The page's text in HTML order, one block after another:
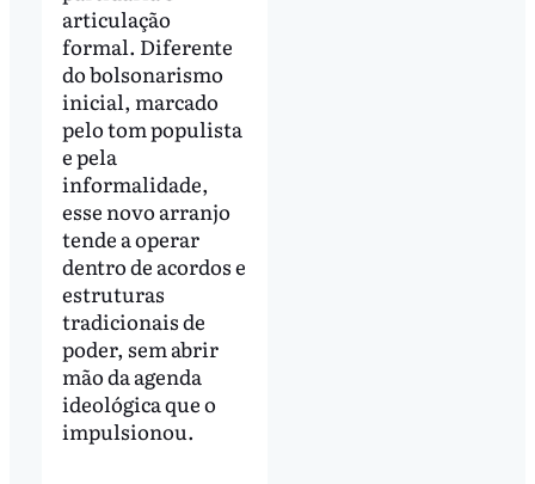
articulação
formal. Diferente
do bolsonarismo
inicial, marcado
pelo tom populista
e pela
informalidade,
esse novo arranjo
tende a operar
dentro de acordos e
estruturas
tradicionais de
poder, sem abrir
mão da agenda
ideológica que o
impulsionou.